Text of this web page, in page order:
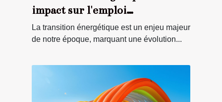
impact sur l'emploi
perspectives économiques pour
les professionnels
La transition énergétique est un enjeu majeur
de notre époque, marquant une évolution...